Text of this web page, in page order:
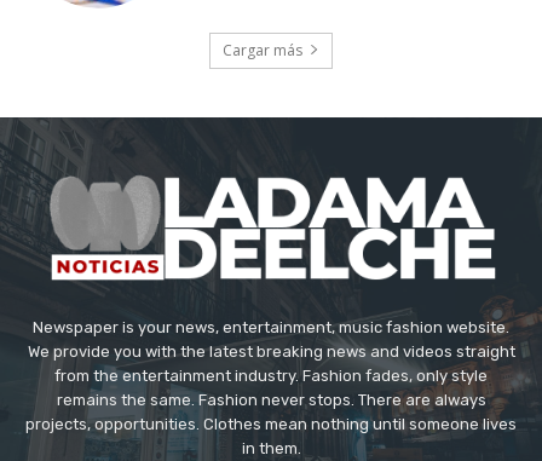
Cargar más
Newspaper is your news, entertainment, music fashion website.
We provide you with the latest breaking news and videos straight
from the entertainment industry. Fashion fades, only style
remains the same. Fashion never stops. There are always
projects, opportunities. Clothes mean nothing until someone lives
in them.